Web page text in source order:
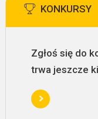
KONKURSY
Zgłoś się do
trwa jeszcze